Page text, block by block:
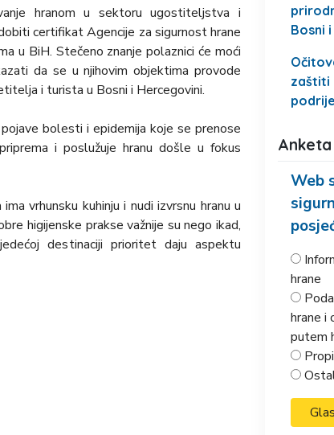
hranom u sektoru ugostiteljstva i
certifikat Agencije za sigurnost hrane
u BiH. Stečeno znanje polaznici će moći
da se u njihovim objektima provode
i turista u Bosni i Hercegovini.
bolesti i epidemija koje se prenose
i poslužuje hranu došle u fokus
vrhunsku kuhinju i nudi izvrsnu hranu u
higijenske prakse važnije su nego ikad,
destinaciji prioritet daju aspektu
Bosni
zaštiti
Anketa
Web
hrane
hrane i
putem